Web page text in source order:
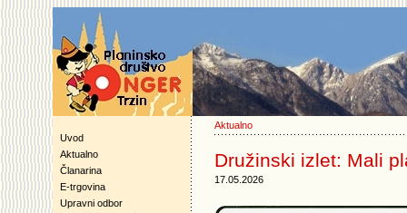
Uvod
Aktualno
Članarina
E-trgovina
Upravni odbor
Aktualno
Družinski izlet: Mali
17.05.2026